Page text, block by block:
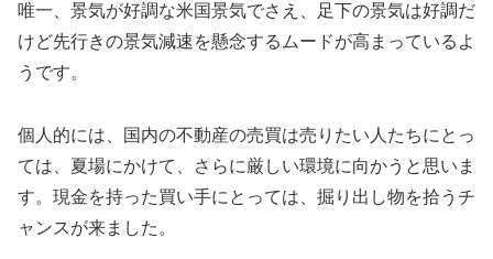
唯一、景気が好調な米国景気でさえ、足下の景気は好調だ
けど先行きの景気減速を懸念するムードが高まっているよ
うです。
個人的には、国内の不動産の売買は売りたい人たちにとっ
ては、夏場にかけて、さらに厳しい環境に向かうと思いま
す。現金を持った買い手にとっては、掘り出し物を拾うチ
ャンスが来ました。